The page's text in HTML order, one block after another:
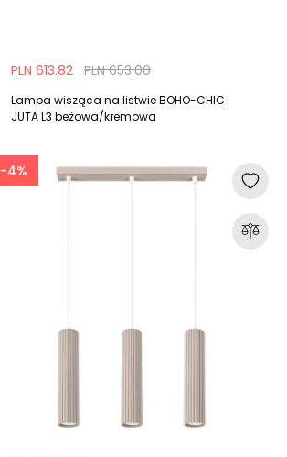
PLN 653.00
PLN 613.82
Lampa wisząca na listwie BOHO-CHIC
JUTA L3 beżowa/kremowa
-4%